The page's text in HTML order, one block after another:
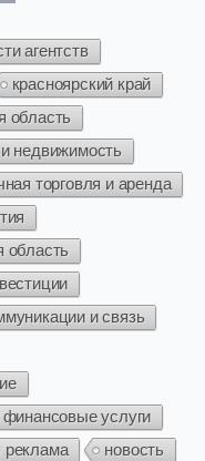
агентств
красноярский край
область
недвижимость
торговля и аренда
область
и связь
финансовые услуги
реклама новость